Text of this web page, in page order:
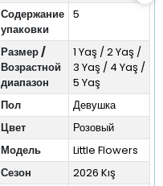
Содержание
упаковки
5
Размер /
Возрастной
диапазон
1 Yaş / 2 Yaş /
3 Yaş / 4 Yaş /
5 Yaş
Пол
Девушка
Цвет
Розовый
Модель
Little Flowers
Сезон
2026 Kış